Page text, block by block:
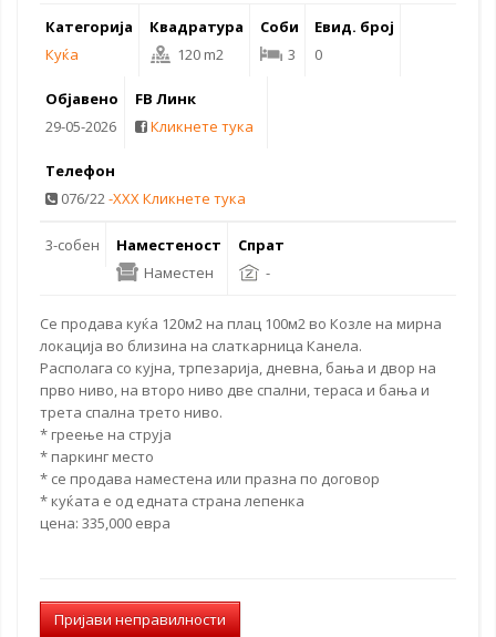
Категорија
Куќа
Квадратура
120 m2
Соби
3
Евид. број
0
Објавено
29-05-2026
FB Линк
Кликнете тука
Телефон
076/22-XXX Кликнете тука
3-собен
Наместеност
Наместен
Спрат
-
Се продава куќа 120м2 на плац 100м2 во Козле на мирна
локација во близина на слаткарница Канела.
Располага со кујна, трпезарија, дневна, бања и двор на
прво ниво, на второ ниво две спални, тераса и бања и
трета спална трето ниво.
* греење на струја
* паркинг место
* се продава наместена или празна по договор
* куќата е од едната страна лепенка
цена: 335,000 евра
Пријави неправилности